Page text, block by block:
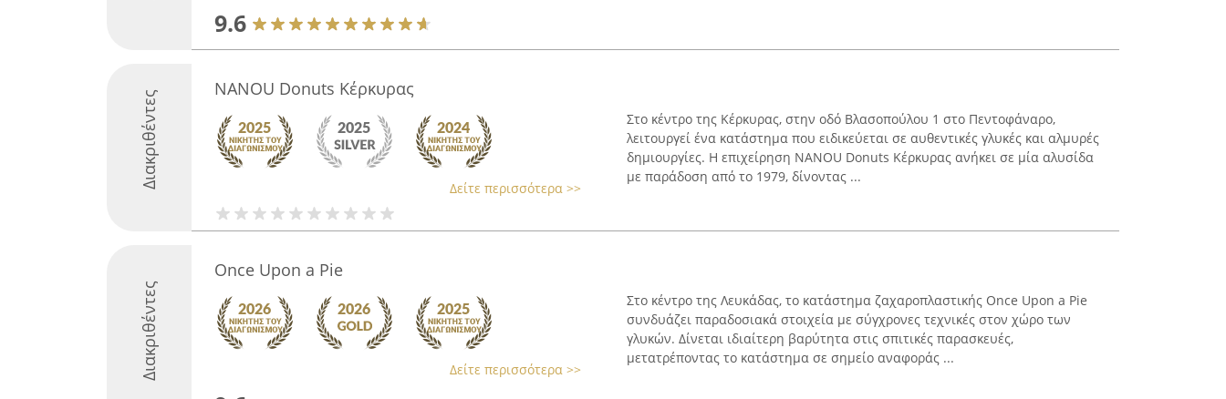
9.6
Διακριθέντες
NANOU Donuts Κέρκυρας
Δείτε περισσότερα >>
Στο κέντρο της Κέρκυρας, στην οδό Βλασοπούλου 1 στο Πεντοφάναρο,
λειτουργεί ένα κατάστημα που ειδικεύεται σε αυθεντικές γλυκές και αλμυρές
δημιουργίες. Η επιχείρηση NANOU Donuts Κέρκυρας ανήκει σε μία αλυσίδα
με παράδοση από το 1979, δίνοντας ...
Διακριθέντες
Once Upon a Pie
Δείτε περισσότερα >>
Στο κέντρο της Λευκάδας, το κατάστημα ζαχαροπλαστικής Once Upon a Pie
συνδυάζει παραδοσιακά στοιχεία με σύγχρονες τεχνικές στον χώρο των
γλυκών. Δίνεται ιδιαίτερη βαρύτητα στις σπιτικές παρασκευές,
μετατρέποντας το κατάστημα σε σημείο αναφοράς ...